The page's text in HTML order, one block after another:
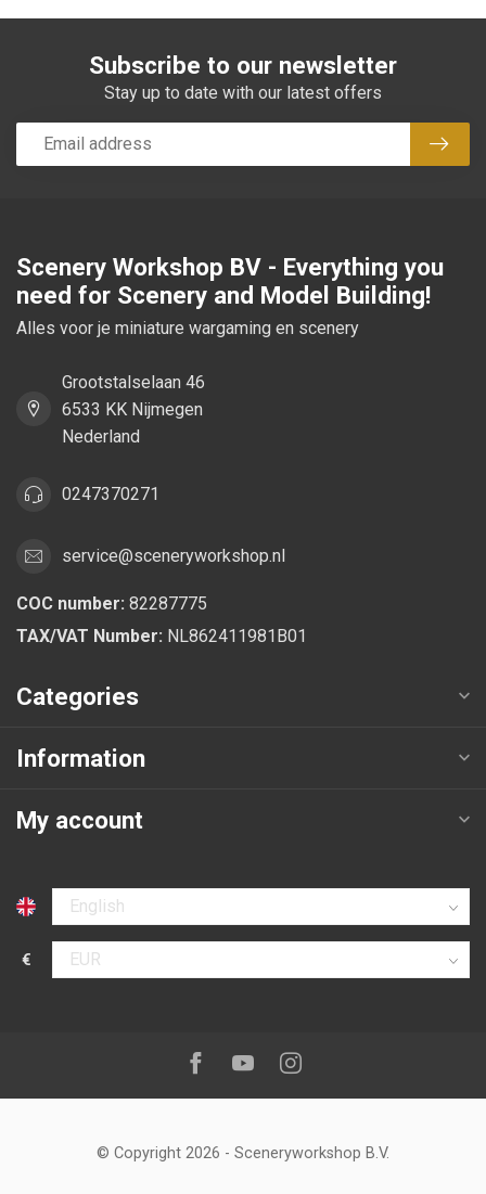
Subscribe to our newsletter
Stay up to date with our latest offers
Scenery Workshop BV - Everything you
need for Scenery and Model Building!
Alles voor je miniature wargaming en scenery
Grootstalselaan 46
6533 KK Nijmegen
Nederland
0247370271
service@sceneryworkshop.nl
COC number: 82287775
TAX/VAT Number: NL862411981B01
Categories
Information
My account
Select language
€
Select currency
Follow us on:
Facebook
YoutubeInstagram
© Copyright 2026 - Sceneryworkshop B.V.